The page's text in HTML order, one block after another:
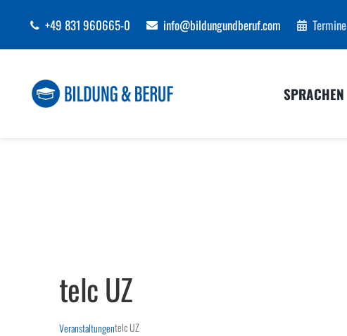
springen
+49 831 960665-0 info@bildungundberuf.com Termine
SPRACHEN
telc UZ
Veranstaltungentelc UZ